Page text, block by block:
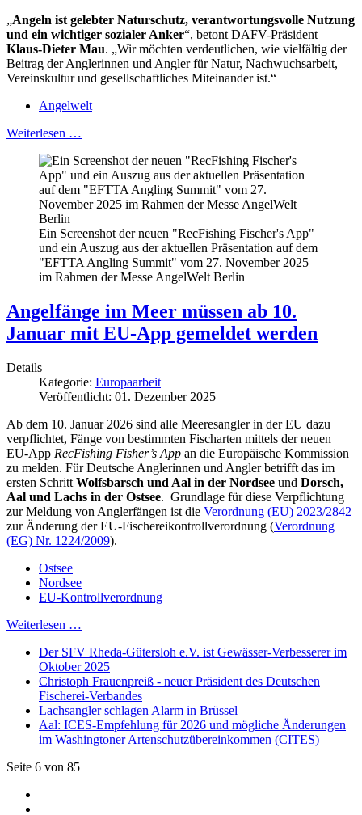
„Angeln ist gelebter Naturschutz, verantwortungsvolle Nutzung
und ein wichtiger sozialer Anker“, betont DAFV-Präsident
Klaus-Dieter Mau. „Wir möchten verdeutlichen, wie vielfältig der
Beitrag der Anglerinnen und Angler für Natur, Nachwuchsarbeit,
Vereinskultur und gesellschaftliches Miteinander ist.“
Angelwelt
Weiterlesen …
Ein Screenshot der neuen "RecFishing Fischer's App"
und ein Auszug aus der aktuellen Präsentation auf dem
"EFTTA Angling Summit" vom 27. November 2025
im Rahmen der Messe AngelWelt Berlin
Angelfänge im Meer müssen ab 10.
Januar mit EU-App gemeldet werden
Details
Kategorie: Europaarbeit
Veröffentlicht: 01. Dezember 2025
Ab dem 10. Januar 2026 sind alle Meeresangler in der EU dazu
verpflichtet, Fänge von bestimmten Fischarten mittels der neuen
EU-App RecFishing Fisher’s App an die Europäische Kommission
zu melden. Für Deutsche Anglerinnen und Angler betrifft das im
ersten Schritt Wolfsbarsch und Aal in der Nordsee und Dorsch,
Aal und Lachs in der Ostsee. Grundlage für diese Verpflichtung
zur Meldung von Anglerfängen ist die Verordnung (EU) 2023/2842
zur Änderung der EU-Fischereikontrollverordnung (Verordnung
(EG) Nr. 1224/2009).
Ostsee
Nordsee
EU-Kontrollverordnung
Weiterlesen …
Der SFV Rheda-Gütersloh e.V. ist Gewässer-Verbesserer im
Oktober 2025
Christoph Frauenpreiß - neuer Präsident des Deutschen
Fischerei-Verbandes
Lachsangler schlagen Alarm in Brüssel
Aal: ICES-Empfehlung für 2026 und mögliche Änderungen
im Washingtoner Artenschutzübereinkommen (CITES)
Seite 6 von 85